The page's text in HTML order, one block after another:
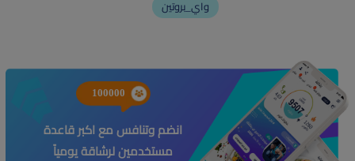
واي_بروتين
100000
انضم وتنافس مع اكبر قاعدة
مستخدمين لرشاقة يومياً